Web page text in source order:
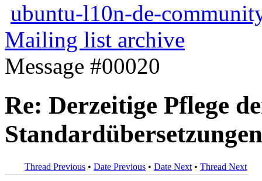
ubuntu-l10n-de-
Mailing list archive
Message #00020
Re: Derzeitige Pflege
Standardübersetzungen
Thread Previous • Date Previous • Date Next • Thread Next